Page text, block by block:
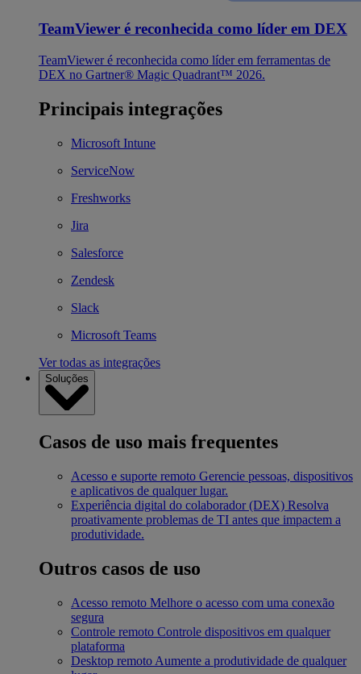
TeamViewer é reconhecida como líder em DEX
TeamViewer é reconhecida como líder em ferramentas de
DEX no Gartner® Magic Quadrant™ 2026.
Principais integrações
Microsoft Intune
ServiceNow
Freshworks
Jira
Salesforce
Zendesk
Slack
Microsoft Teams
Ver todas as integrações
Soluções
Casos de uso mais frequentes
Acesso e suporte remoto Gerencie pessoas, dispositivos
e aplicativos de qualquer lugar.
Experiência digital do colaborador (DEX) Resolva
proativamente problemas de TI antes que impactem a
produtividade.
Outros casos de uso
Acesso remoto Melhore o acesso com uma conexão
segura
Controle remoto Controle dispositivos em qualquer
plataforma
Desktop remoto Aumente a produtividade de qualquer